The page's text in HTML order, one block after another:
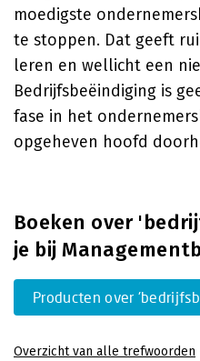
moedigste
te stoppen. Dat geeft
leren en wellicht een
Bedrijfsbeëindiging is
fase in het
opgeheven hoofd
Boeken over
je bij
Producten over
Overzicht van alle trefwoorden